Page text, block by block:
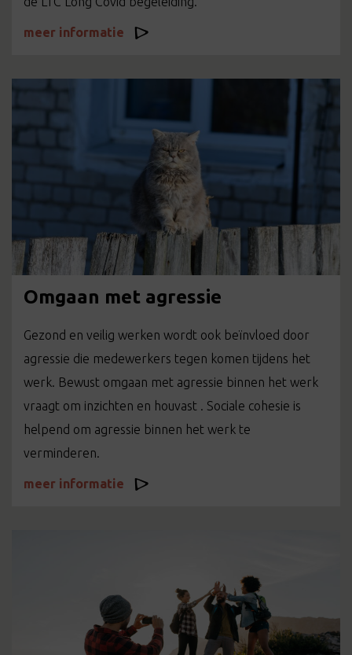
meer informatie
Omgaan met agressie
Gezond en veilig werken wordt ook beïnvloed door
agressie die medewerkers tegen komen tijdens het
werk. Bewust omgaan met agressie binnen het werk
vraagt om inzichten en houvast . Sociale cohesie is
helpend om agressie binnen het werk te
verminderen.
meer informatie